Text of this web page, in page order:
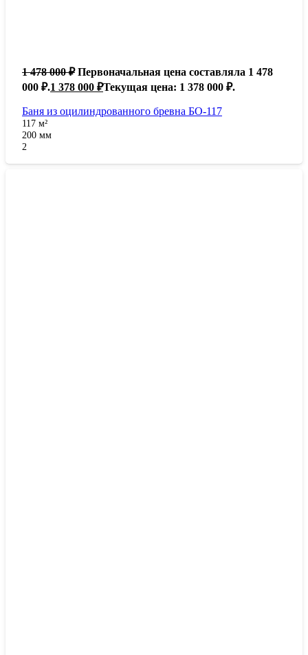
1 478 000₽ Первоначальная цена составляла 1 478
000 ₽.1 378 000 ₽Текущая цена: 1 378 000 ₽.
Баня из оцилиндрованного бревна БО-117
117 м²
200 мм
2